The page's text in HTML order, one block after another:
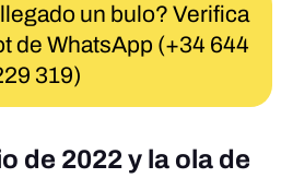
un bulo? Verifica
de WhatsApp (+34 644
319)
de 2022 y la ola de